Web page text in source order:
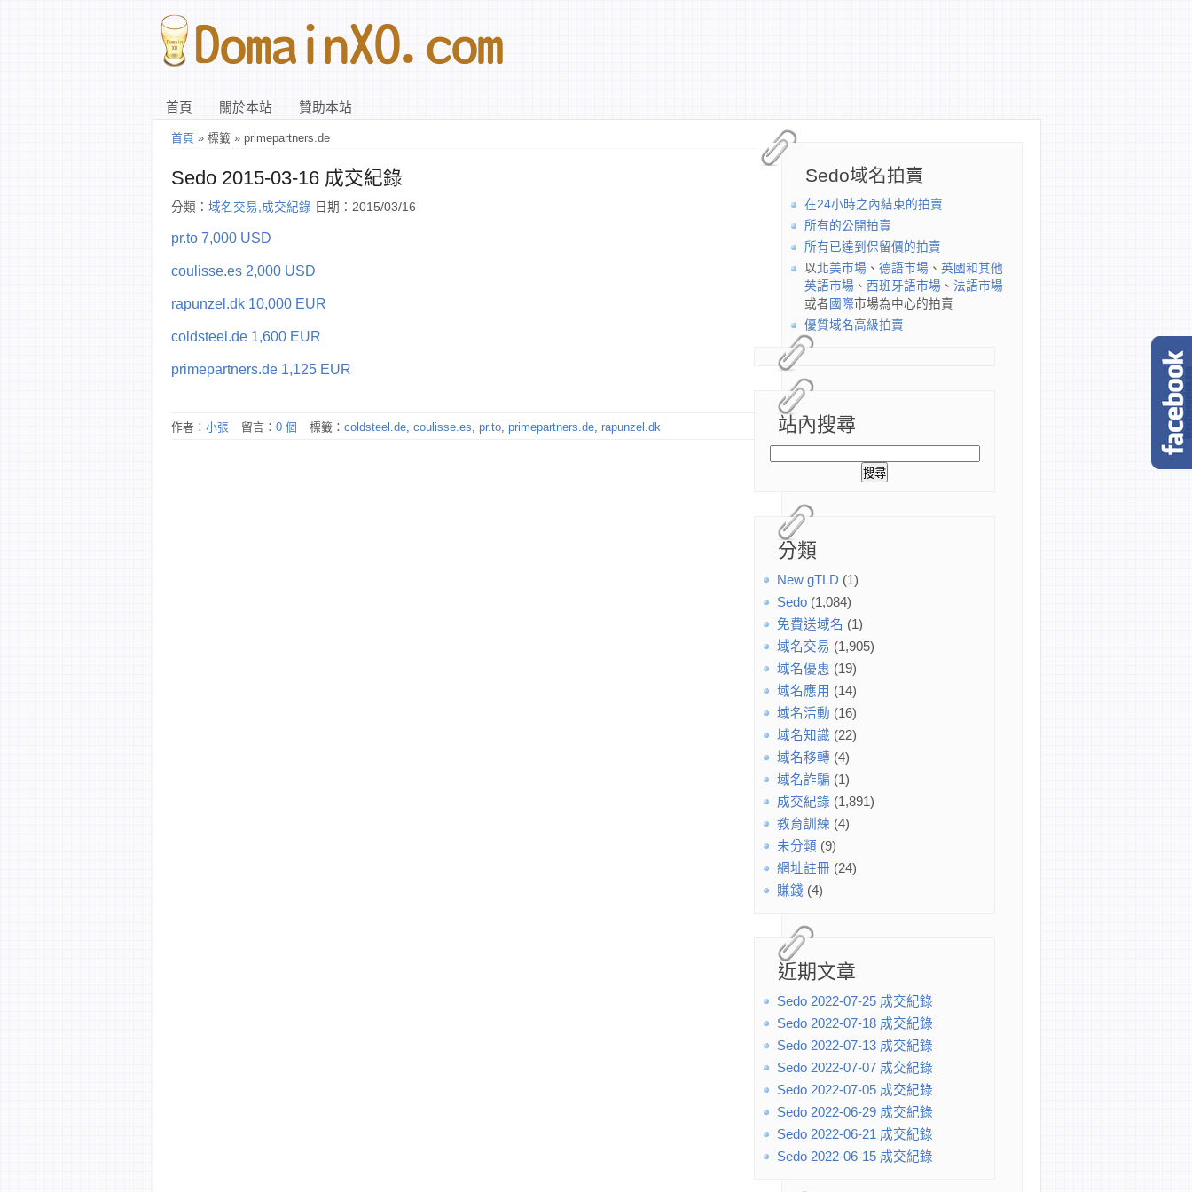
首頁 關於本站 贊助本站
Sedo域名拍賣
在24小時之內結束的拍賣
所有的公開拍賣
所有已達到保留價的拍賣
以北美市場 、 德語市場 、 英國和其他
英語市場 、 西班牙語市場 、 法語市場
或者 國際市場為中心的拍賣
優質域名高級拍賣
站內搜尋
分類
New gTLD (1)
Sedo (1,084)
免費送域名 (1)
域名交易 (1,905)
域名優惠 (19)
域名應用 (14)
域名活動 (16)
域名知識 (22)
域名移轉 (4)
域名詐騙 (1)
成交紀錄 (1,891)
教育訓練 (4)
未分類 (9)
網址註冊 (24)
賺錢 (4)
近期文章
Sedo 2022-07-25 成交紀錄
Sedo 2022-07-18 成交紀錄
Sedo 2022-07-13 成交紀錄
Sedo 2022-07-07 成交紀錄
Sedo 2022-07-05 成交紀錄
Sedo 2022-06-29 成交紀錄
Sedo 2022-06-21 成交紀錄
Sedo 2022-06-15 成交紀錄
首頁 » 標籤 » primepartners.de
Sedo 2015-03-16 成交紀錄
分類： 域名交易,成交紀錄 日期：2015/03/16
pr.to 7,000 USD
coulisse.es 2,000 USD
rapunzel.dk 10,000 EUR
coldsteel.de 1,600 EUR
primepartners.de 1,125 EUR
作者： 小張 留言： 0 個 標籤： coldsteel.de, coulisse.es, pr.to, primepartners.de, rapunzel.dk